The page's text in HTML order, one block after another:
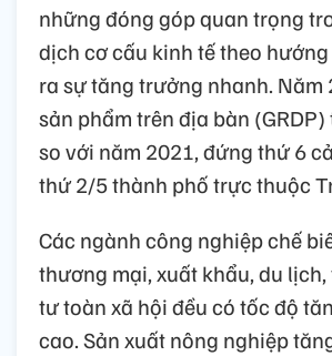
những đóng góp quan trọng
dịch cơ cấu kinh tế theo
ra sự tăng trưởng nhanh. Năm
sản phẩm trên địa bàn
so với năm 2021, đứng thứ 6
thứ 2/5 thành phố trực thuộc
Các ngành công nghiệp chế
thương mại, xuất khẩu, du
tư toàn xã hội đều có tốc độ
cao. Sản xuất nông nghiệp